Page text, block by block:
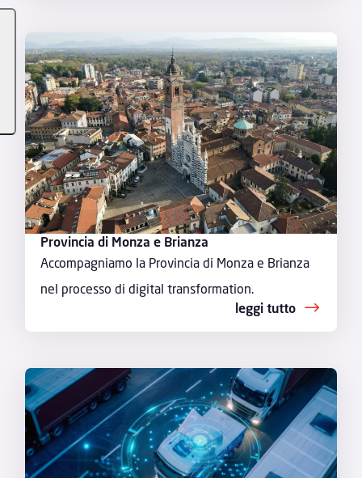
Provincia di Monza e Brianza
Accompagniamo la Provincia di Monza e Brianza
nel processo di digital transformation.
leggi tutto